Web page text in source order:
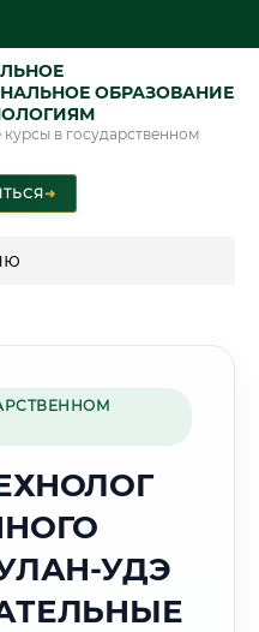
ОБРАЗОВАНИЕ
в государственном
➜
УДЭ
УДЭ